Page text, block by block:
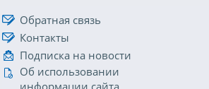
Обратная связь
Контакты
Подписка на новости
Об использовании
информации сайта